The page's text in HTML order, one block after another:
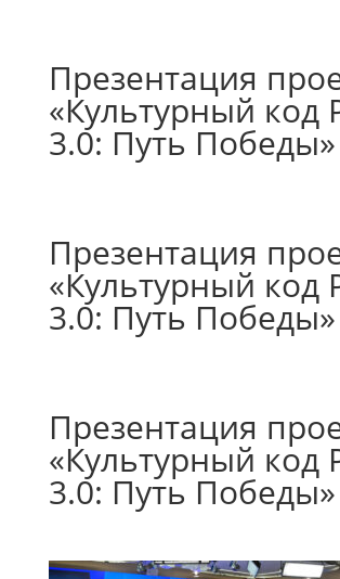
Презентация
«Культурный код
3.0: Путь Победы»
Презентация
«Культурный код
3.0: Путь Победы»
Презентация
«Культурный код
3.0: Путь Победы»